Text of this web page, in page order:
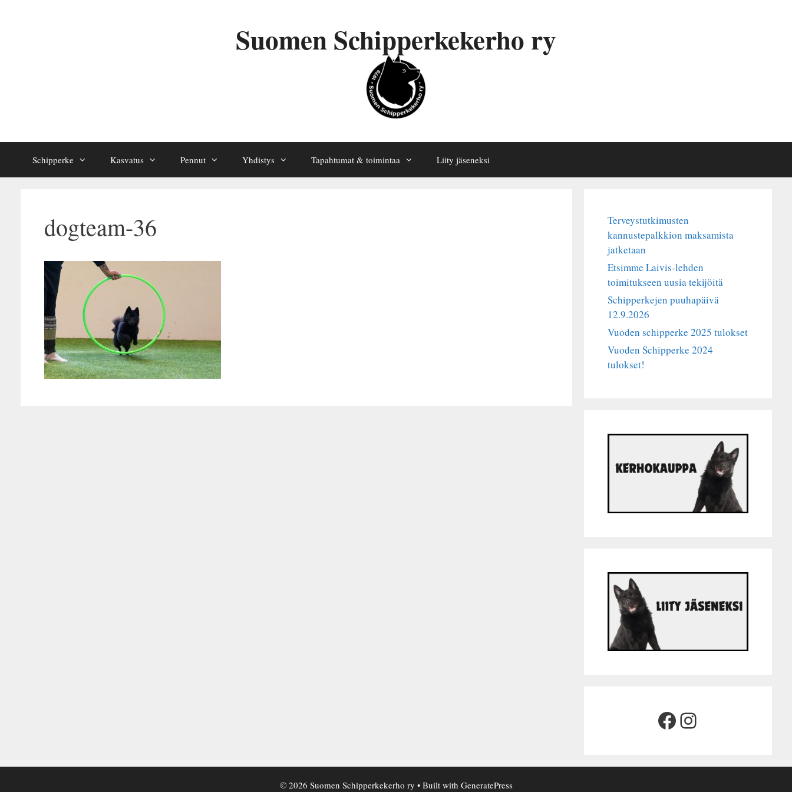
Suomen Schipperkekerho ry
Schipperke Kasvatus Pennut Yhdistys Tapahtumat & toimintaa Liity jäseneksi
dogteam-36
Terveystutkimusten
kannustepalkkion maksamista
jatketaan
Etsimme Laivis-lehden
toimitukseen uusia tekijöitä
Schipperkejen puuhapäivä
12.9.2026
Vuoden schipperke 2025 tulokset
Vuoden Schipperke 2024
tulokset!
Facebook
Instagram
© 2026 Suomen Schipperkekerho ry • Built with GeneratePress